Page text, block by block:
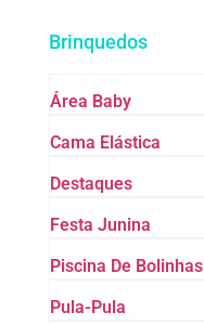
Brinquedos
Área Baby
Cama Elástica
Destaques
Festa Junina
Piscina De Bolinhas
Pula-Pula